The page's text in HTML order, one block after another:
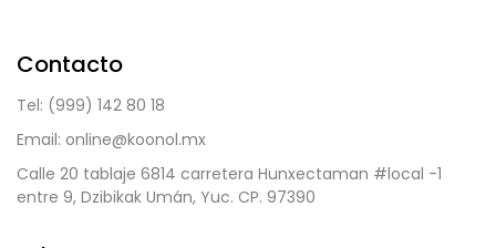
Contacto
Tel: (999) 142 80 18
Email: online@koonol.mx
Calle 20 tablaje 6814 carretera Hunxectaman #local -1
entre 9, Dzibikak Umán, Yuc. CP. 97390